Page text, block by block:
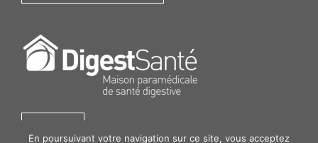
En poursuivant votre navigation sur ce site, vous acceptez